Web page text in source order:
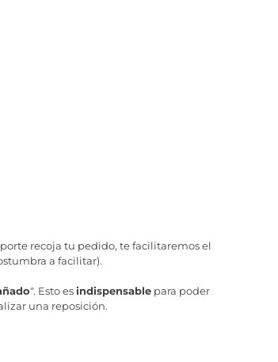
recoja tu pedido, te facilitaremos el
a facilitar).
". Esto esindispensablepara poder
una reposición.